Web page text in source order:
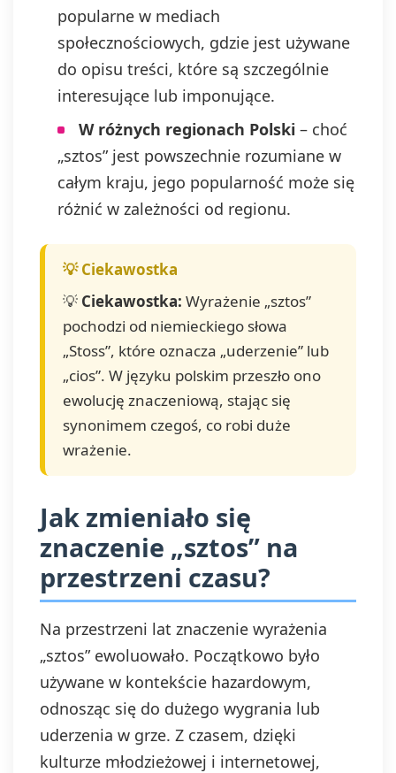
popularne w mediach
społecznościowych, gdzie jest używane
do opisu treści, które są szczególnie
interesujące lub imponujące.
W różnych regionach Polski – choć
„sztos” jest powszechnie rozumiane w
całym kraju, jego popularność może się
różnić w zależności od regionu.
💡 Ciekawostka: Wyrażenie „sztos”
pochodzi od niemieckiego słowa
„Stoss”, które oznacza „uderzenie” lub
„cios”. W języku polskim przeszło ono
ewolucję znaczeniową, stając się
synonimem czegoś, co robi duże
wrażenie.
Jak zmieniało się
znaczenie „sztos” na
przestrzeni czasu?
Na przestrzeni lat znaczenie wyrażenia
„sztos” ewoluowało. Początkowo było
używane w kontekście hazardowym,
odnosząc się do dużego wygrania lub
uderzenia w grze. Z czasem, dzięki
kulturze młodzieżowej i internetowej,